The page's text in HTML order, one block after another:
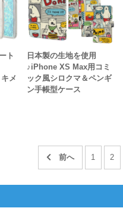
ト
メ
日本製の生地を使用
♪iPhone XS Max用コミ
ック風シロクマ＆ペンギ
ン手帳型ケース
1 2